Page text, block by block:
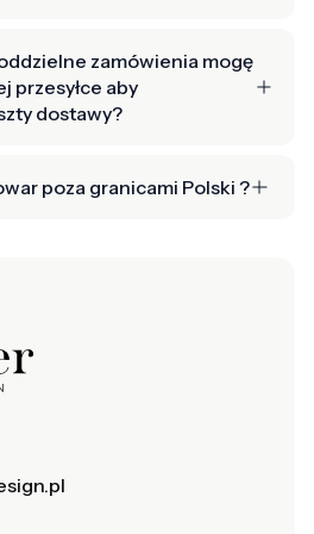
zamówienia mogę
przesyłce aby
dostawy?
poza granicami Polski ?